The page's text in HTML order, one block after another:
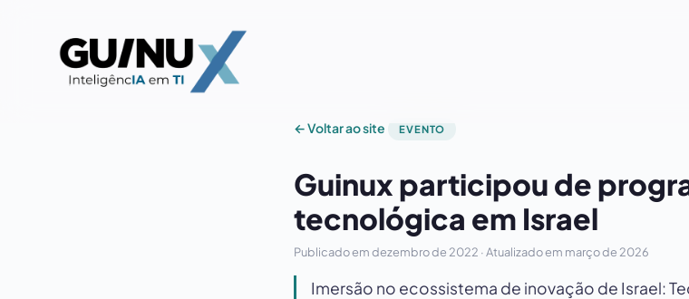
← Voltar ao site EVENTO
Guinux participou de
tecnológica em Israel
Publicado emdezembro de 2022 · Atualizado em março de 2026
Imersão no ecossistema de inovação de Israel: